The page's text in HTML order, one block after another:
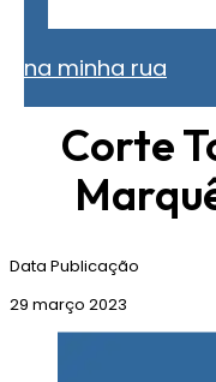
na minha rua
Corte
Data Publicação
29 março 2023